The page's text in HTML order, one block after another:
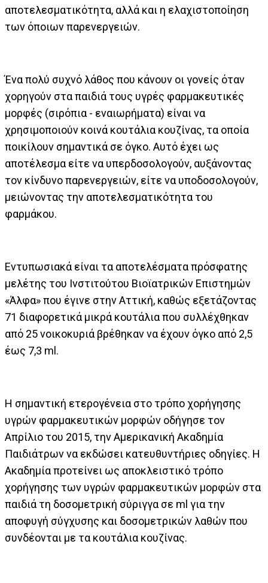
αποτελεσματικότητα, αλλά και η ελαχιστοποίηση
των όποιων παρενεργειών.
Ένα πολύ συχνό λάθος που κάνουν οι γονείς όταν
χορηγούν στα παιδιά τους υγρές φαρμακευτικές
μορφές (σιρόπια - εναιωρήματα) είναι να
χρησιμοποιούν κοινά κουτάλια κουζίνας, τα οποία
ποικίλουν σημαντικά σε όγκο. Αυτό έχει ως
αποτέλεσμα είτε να υπερδοσολογούν, αυξάνοντας
τον κίνδυνο παρενεργειών, είτε να υποδοσολογούν,
μειώνοντας την αποτελεσματικότητα του
φαρμάκου.
Εντυπωσιακά είναι τα αποτελέσματα πρόσφατης
μελέτης του Ινστιτούτου Βιοϊατρικών Επιστημών
«Άλφα» που έγινε στην Αττική, καθώς εξετάζοντας
71 διαφορετικά μικρά κουτάλια που συλλέχθηκαν
από 25 νοικοκυριά βρέθηκαν να έχουν όγκο από 2,5
έως 7,3 ml.
Η σημαντική ετερογένεια στο τρόπο χορήγησης
υγρών φαρμακευτικών μορφών οδήγησε τον
Απρίλιο του 2015, την Αμερικανική Ακαδημία
Παιδιάτρων να εκδώσει κατευθυντήριες οδηγίες. Η
Ακαδημία προτείνει ως αποκλειστικό τρόπο
χορήγησης των υγρών φαρμακευτικών μορφών στα
παιδιά τη δοσομετρική σύριγγα σε ml για την
αποφυγή σύγχυσης και δοσομετρικών λαθών που
συνδέονται με τα κουτάλια κουζίνας.